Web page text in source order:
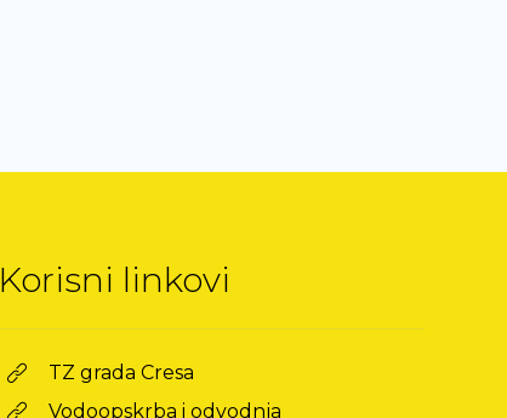
Korisni linkovi
TZ grada Cresa
Vodoopskrba i odvodnja